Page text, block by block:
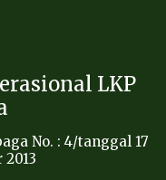
LKP
No. : 4/tanggal 17